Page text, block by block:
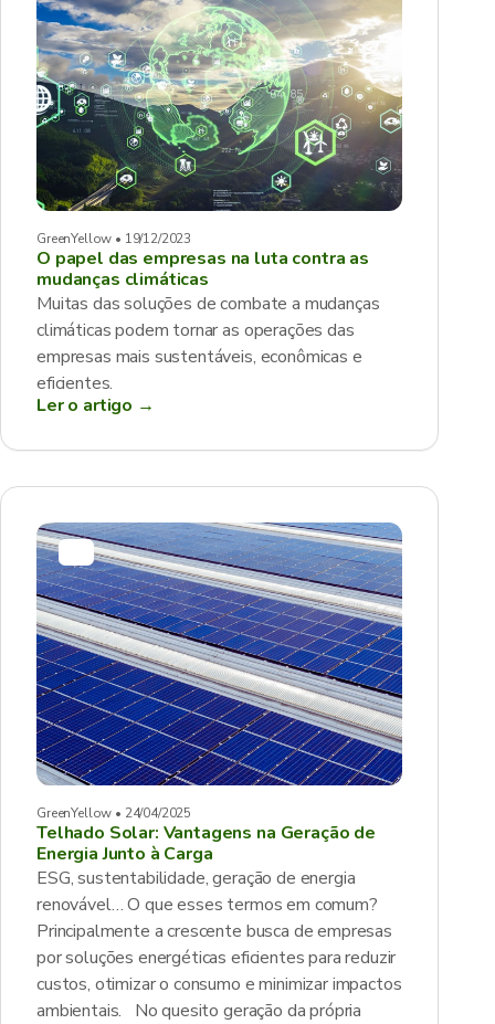
GreenYellow • 19/12/2023
O papel das empresas na luta contra as
mudanças climáticas
Muitas das soluções de combate a mudanças
climáticas podem tornar as operações das
empresas mais sustentáveis, econômicas e
eficientes.
Ler o artigo →
GreenYellow • 24/04/2025
Telhado Solar: Vantagens na Geração de
Energia Junto à Carga
ESG, sustentabilidade, geração de energia
renovável… O que esses termos em comum?
Principalmente a crescente busca de empresas
por soluções energéticas eficientes para reduzir
custos, otimizar o consumo e minimizar impactos
ambientais. No quesito geração da própria